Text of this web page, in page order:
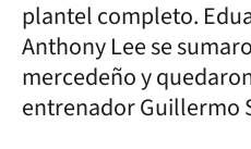
plantel completo.
Anthony Lee se
mercedeño y
entrenador Guillermo